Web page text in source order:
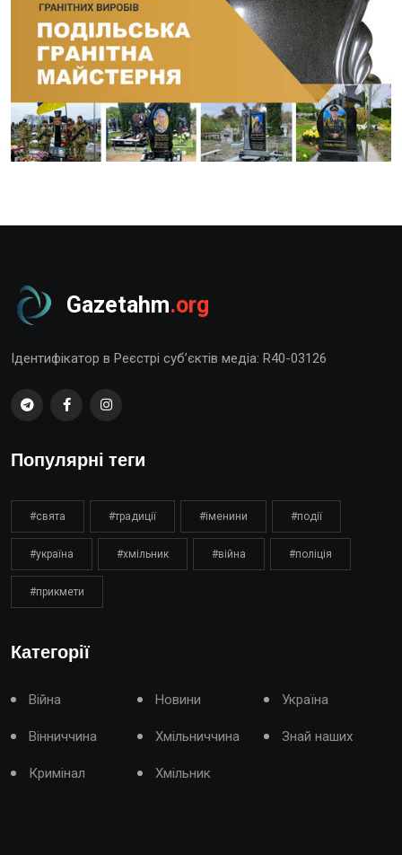
Gazetahm.org
Ідентифікатор в Реєстрі суб’єктів медіа: R40-03126
Популярні теги
#свята #традиції #іменини #події
#україна #хмільник #війна #поліція
#прикмети
Категорії
Війна Новини Україна
Вінниччина Хмільниччина Знай наших
Кримінал Хмільник